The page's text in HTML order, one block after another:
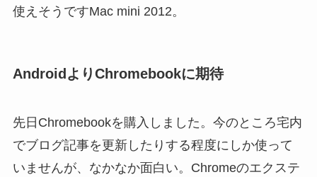
使えそうですMac mini 2012。
AndroidよりChromebookに期待
先日Chromebookを購入しました。今のところ宅内
でブログ記事を更新したりする程度にしか使って
いませんが、なかなか面白い。Chromeのエクステ